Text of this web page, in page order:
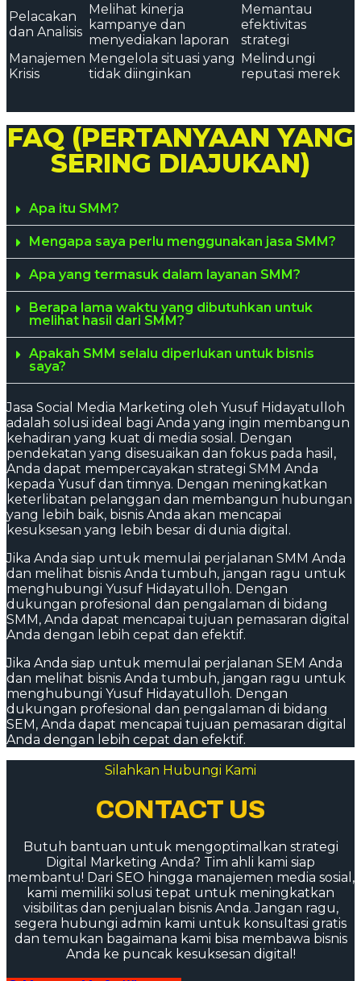
Pelacakan
dan Analisis
Melihat kinerja
kampanye dan
menyediakan laporan
Memantau
efektivitas
strategi
Manajemen
Krisis
Mengelola situasi yang
tidak diinginkan
Melindungi
reputasi merek
FAQ (PERTANYAAN YANG
SERING DIAJUKAN)
Apa itu SMM?
Mengapa saya perlu menggunakan jasa SMM?
Apa yang termasuk dalam layanan SMM?
Berapa lama waktu yang dibutuhkan untuk
melihat hasil dari SMM?
Apakah SMM selalu diperlukan untuk bisnis
saya?
Jasa Social Media Marketing oleh Yusuf Hidayatulloh
adalah solusi ideal bagi Anda yang ingin membangun
kehadiran yang kuat di media sosial. Dengan
pendekatan yang disesuaikan dan fokus pada hasil,
Anda dapat mempercayakan strategi SMM Anda
kepada Yusuf dan timnya. Dengan meningkatkan
keterlibatan pelanggan dan membangun hubungan
yang lebih baik, bisnis Anda akan mencapai
kesuksesan yang lebih besar di dunia digital.
Jika Anda siap untuk memulai perjalanan SMM Anda
dan melihat bisnis Anda tumbuh, jangan ragu untuk
menghubungi Yusuf Hidayatulloh. Dengan
dukungan profesional dan pengalaman di bidang
SMM, Anda dapat mencapai tujuan pemasaran digital
Anda dengan lebih cepat dan efektif.
Jika Anda siap untuk memulai perjalanan SEM Anda
dan melihat bisnis Anda tumbuh, jangan ragu untuk
menghubungi Yusuf Hidayatulloh. Dengan
dukungan profesional dan pengalaman di bidang
SEM, Anda dapat mencapai tujuan pemasaran digital
Anda dengan lebih cepat dan efektif.
Silahkan Hubungi Kami
CONTACT US
Butuh bantuan untuk mengoptimalkan strategi
Digital Marketing Anda? Tim ahli kami siap
membantu! Dari SEO hingga manajemen media sosial,
kami memiliki solusi tepat untuk meningkatkan
visibilitas dan penjualan bisnis Anda. Jangan ragu,
segera hubungi admin kami untuk konsultasi gratis
dan temukan bagaimana kami bisa membawa bisnis
Anda ke puncak kesuksesan digital!